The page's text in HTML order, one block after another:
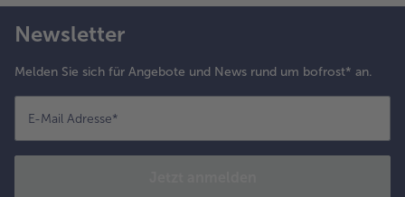
Newsletter
Melden Sie sich für Angebote und News rund um bofrost* an.
E-Mail Adresse*